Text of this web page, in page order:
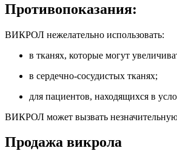
Противопоказания:
ВИКРОЛ нежелательно использовать:
в тканях, которые могут
в сердечно-сосудистых тканях;
для пациентов, находящихся в
ВИКРОЛ может вызвать
Продажа викрола